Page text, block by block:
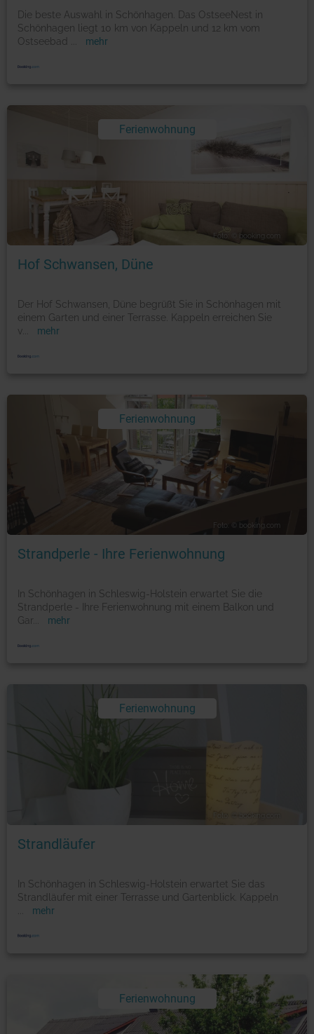
Die beste Auswahl in Schönhagen. Das OstseeNest in
Schönhagen liegt 10 km von Kappeln und 12 km vom
Ostseebad
mehr
Ferienwohnung
Foto: © booking.com
Hof Schwansen, Düne
Der Hof Schwansen, Düne begrüßt Sie in Schönhagen mit
einem Garten und einer Terrasse. Kappeln erreichen Sie
v
mehr
Ferienwohnung
Foto: © booking.com
Strandperle - Ihre Ferienwohnung
In Schönhagen in Schleswig-Holstein erwartet Sie die
Strandperle - Ihre Ferienwohnung mit einem Balkon und
Gar
mehr
Ferienwohnung
Foto: © booking.com
Strandläufer
In Schönhagen in Schleswig-Holstein erwartet Sie das
Strandläufer mit einer Terrasse und Gartenblick. Kappeln
mehr
Ferienwohnung